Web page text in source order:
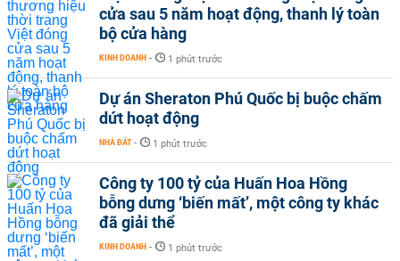
cửa sau 5 năm hoạt động, thanh lý toàn
bộ cửa hàng
KINH DOANH - 1 phút trước
Dự án Sheraton Phú Quốc bị buộc chấm
dứt hoạt động
NHÀ ĐẤT - 1 phút trước
Công ty 100 tỷ của Huấn Hoa Hồng
bỗng dưng ‘biến mất’, một công ty khác
đã giải thể
KINH DOANH - 1 phút trước